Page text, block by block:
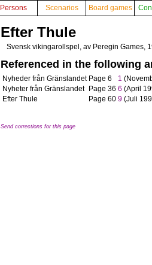
Persons Scenarios Board games
Efter Thule
Svensk vikingarollspel, av Peregin Games,
Referenced in the following
Nyheder från Gränslandet Page 6 1
Nyheter från Gränslandet
Page 36 6 (April
Efter Thule
Page 60 9 (Juli
Send corrections for this page